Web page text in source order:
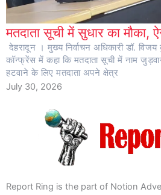
मतदाता सूची में सुधार का
देहरादून । मुख्य निर्वाचन अधिकारी डॉ.
कॉन्फ्रेंस में कहा कि मतदाता सूची में नाम
हटवाने के लिए मतदाता अपने क्षेत्र
July 30, 2026
Report Ring is the part of Notion